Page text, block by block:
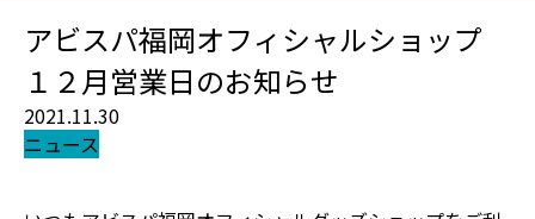
アビスパ福岡オフィシャルショップ
１２月営業日のお知らせ
2021.11.30
ニュース